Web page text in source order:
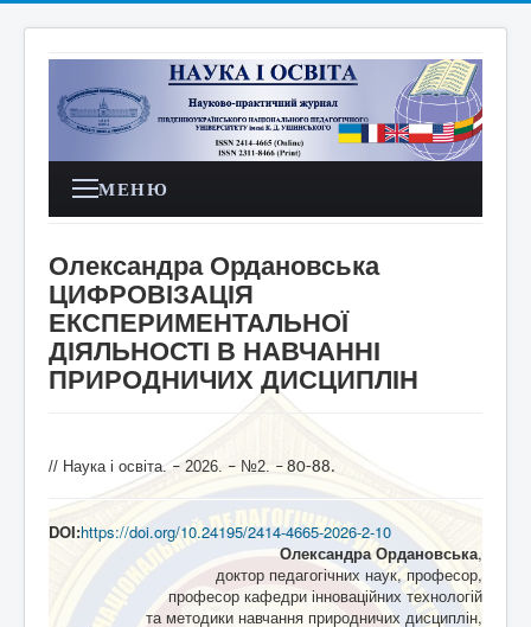
МЕНЮ
Олександра Ордановська
ЦИФРОВІЗАЦІЯ
ЕКСПЕРИМЕНТАЛЬНОЇ
ДІЯЛЬНОСТІ В НАВЧАННІ
ПРИРОДНИЧИХ ДИСЦИПЛІН
// Наука і освіта. – 2026. – №2. – 80-88.
DOI:https://doi.org/10.24195/2414-4665-2026-2-10
Олександра Ордановська,
доктор педагогічних наук, професор,
професор кафедри інноваційних технологій
та методики навчання природничих дисциплін,